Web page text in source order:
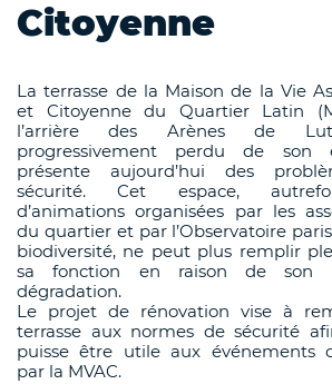
Citoyenne
La terrasse de la Maison de la Vie
et Citoyenne du Quartier Latin
l’arrière des Arènes de
progressivement perdu de son
présente aujourd’hui des
sécurité. Cet espace,
d’animations organisées par les
du quartier et par l’Observatoire
biodiversité, ne peut plus remplir
sa fonction en raison de son
dégradation.
Le projet de rénovation vise à
terrasse aux normes de sécurité
puisse être utile aux événements
par la MVAC.